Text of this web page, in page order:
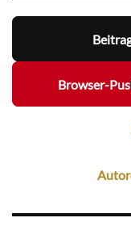
Browser-